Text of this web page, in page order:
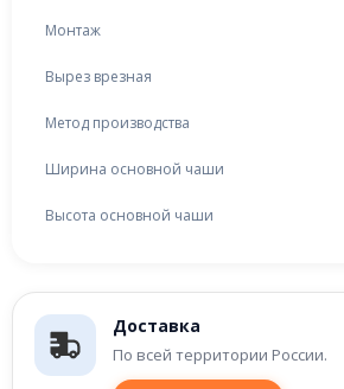
Доставка
По всей территории России.
Монтаж
Вырез врезная
Метод производства
Ширина основной чаши
Высота основной чаши